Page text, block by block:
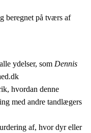
beregnet på tværs af
ydelser, som Dennis
hvordan denne
med andre tandlægers
af, hvor dyr eller